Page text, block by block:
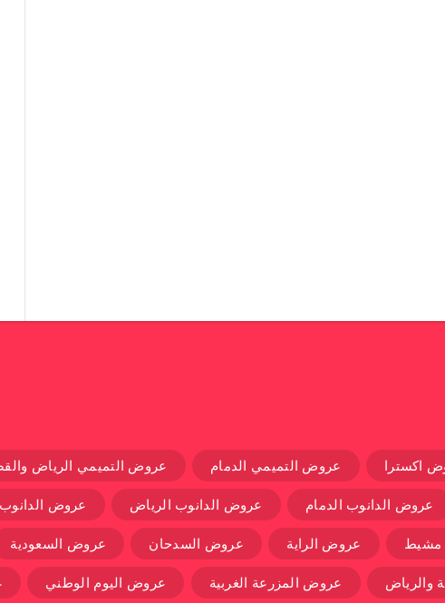
اكسترا عروض التميمي الدمام عروض التميمي الرياض
عروض الدانوب الدمام عروض الدانوب الرياض عروض
مشيط عروض الراية عروض السدحان عروض السعودية
والرياض عروض المزرعة الغربية عروض اليوم الوطني